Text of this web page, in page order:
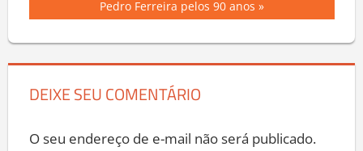
Pedro Ferreira pelos 90 anos
DEIXE SEU COMENTÁRIO
O seu endereço de e-mail não será publicado.